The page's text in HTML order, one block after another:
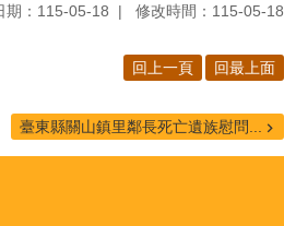
期：115-05-18 修改時間：115-05-18
回上一頁 回最上面
臺東縣關山鎮里鄰長死亡遺族慰問...